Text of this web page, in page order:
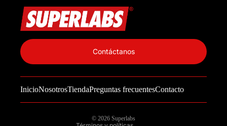
InicioNosotrosTiendaPreguntas frecuentesContacto
Contáctanos
© 2026 Superlabs
Información de contacto
Política de reembolso
Términos del servicio
Política de envío